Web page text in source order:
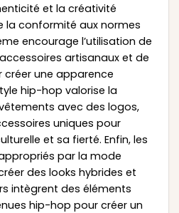
et la créativité
la conformité aux normes
encourage l’utilisation de
artisanaux et de
une apparence
hip-hop valorise la
avec des logos,
uniques pour
et sa fierté. Enfin, les
par la mode
des looks hybrides et
intègrent des éléments
hip-hop pour créer un